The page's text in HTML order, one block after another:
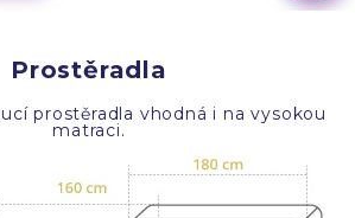
Prostěradla
prostěradla vhodná i na vysokou
matraci.